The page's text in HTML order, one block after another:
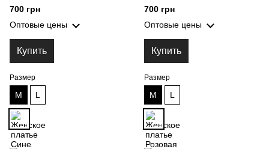
(PlKm-BE07) M
700 грн
Оптовые цены
Купить
Размер
M L
(PlKm-KL09) M
700 грн
Оптовые цены
Купить
Размер
M L